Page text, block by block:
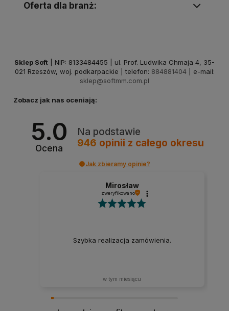
Oferta dla branż:
Sklep Soft | NIP: 8133484455 | ul. Prof. Ludwika Chmaja 4, 35-
021 Rzeszów, woj. podkarpackie | telefon: 884881404 | e-mail:
sklep@softmm.com.pl
Zobacz jak nas oceniają:
5.0
Ocena
Na podstawie
946 opinii z całego okresu
Jak zbieramy opinie?
Mirosław
zweryfikowano
Szybka realizacja zamówienia.
w tym miesiącu